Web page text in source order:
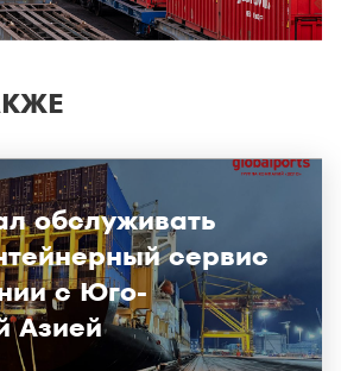
обслуживать
сервис
с Юго-
Азией